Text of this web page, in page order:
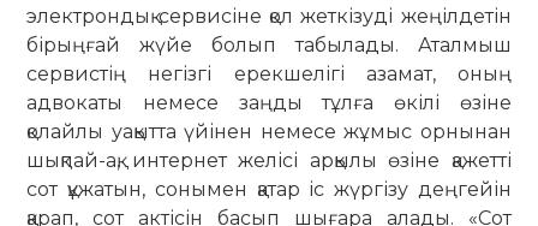
электрондық сервисіне қол жеткізуді жеңілдетін
бірыңғай жүйе болып табылады. Аталмыш
сервистің негізгі ерекшелігі азамат, оның
адвокаты немесе заңды тұлға өкілі өзіне
қолайлы уақытта үйінен немесе жұмыс орнынан
шықпай-ақ, интернет желісі арқылы өзіне қажетті
сот құжатын, сонымен қатар іс жүргізу деңгейін
қарап, сот актісін басып шығара алады. «Сот